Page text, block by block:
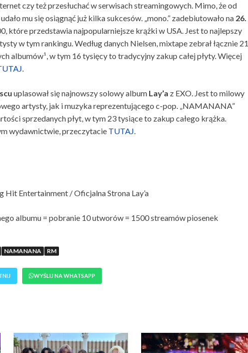
czy też przesłuchać w serwisach streamingowych. Mimo, że od
mu się osiągnąć już kilka sukcesów. „mono.” zadebiutowało na 26.
które przedstawia najpopularniejsze krążki w USA. Jest to najlepszy
w tym rankingu. Według danych Nielsen, mixtape zebrał łącznie 21
albumów¹, w tym 16 tysięcy to tradycyjny zakup całej płyty. Więcej
.
uplasował się najnowszy solowy album Lay’a z EXO. Jest to milowy
artysty, jak i muzyka reprezentującego c-pop. „NAMANANA”
sprzedanych płyt, w tym 23 tysiące to zakup całego krążka.
wydawnictwie, przeczytacie TUTAJ.
Entertainment / Oficjalna Strona Lay’a
albumu = pobranie 10 utworów = 1500 streamów piosenek
NAMANANA RM
WYŚLIJ NA WHATSAPP